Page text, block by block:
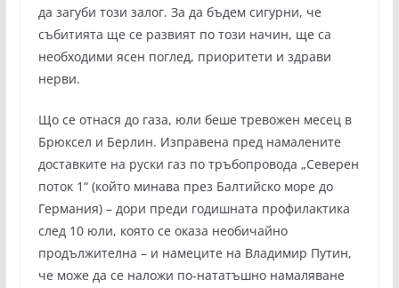
да загуби този залог. За да бъдем сигурни, че
събитията ще се развият по този начин, ще са
необходими ясен поглед, приоритети и здрави
нерви.
Що се отнася до газа, юли беше тревожен месец в
Брюксел и Берлин. Изправена пред намалените
доставките на руски газ по тръбопровода „Северен
поток 1“ (който минава през Балтийско море до
Германия) – дори преди годишната профилактика
след 10 юли, която се оказа необичайно
продължителна – и намеците на Владимир Путин,
че може да се наложи по-нататъшно намаляване